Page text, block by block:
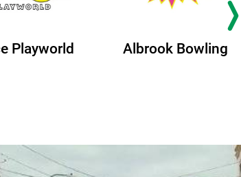
Playworld Albrook Bowling